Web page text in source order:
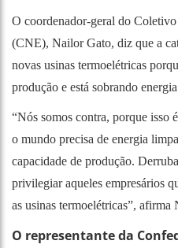
O coordenador-geral do
(CNE), Nailor Gato, diz que a
novas usinas termoelétricas
produção e está sobrando
“Nós somos contra, porque isso
o mundo precisa de energia
capacidade de produção.
privilegiar aqueles empresários
as usinas termoelétricas”, afirma
O representante da